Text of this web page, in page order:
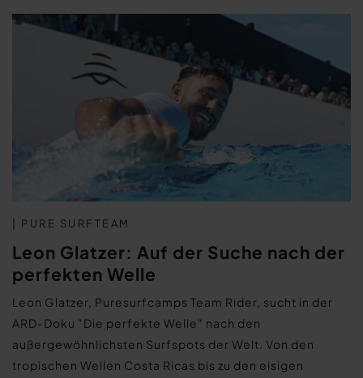
| PURE SURFTEAM
Leon Glatzer: Auf der Suche nach der
perfekten Welle
Leon Glatzer, Puresurfcamps Team Rider, sucht in der
ARD-Doku "Die perfekte Welle" nach den
außergewöhnlichsten Surfspots der Welt. Von den
tropischen Wellen Costa Ricas bis zu den eisigen